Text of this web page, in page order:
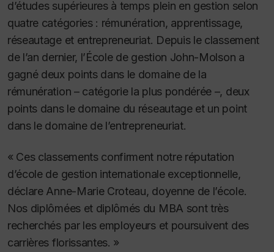
d’études supérieures à temps plein en gestion selon
quatre catégories : rémunération, apprentissage,
réseautage et entrepreneuriat. Depuis le classement
de l’an dernier, l’École de gestion John-Molson a
gagné deux points dans le domaine de la
rémunération – catégorie la plus pondérée –, deux
points dans le domaine du réseautage et un point
dans le domaine de l’entrepreneuriat.
« Ces classements confirment notre réputation
d’école de gestion internationale exceptionnelle,
déclare Anne-Marie Croteau, doyenne de l’école.
Nos diplômées et diplômés du MBA sont très
recherchés par les employeurs et poursuivent des
carrières florissantes. »